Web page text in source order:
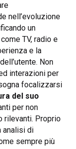
nell’evoluzione
un
TV, radio e
e la
dell’utente. Non
interazioni per
focalizzarsi
del suo
per non
rilevanti. Proprio
analisi di
sempre più